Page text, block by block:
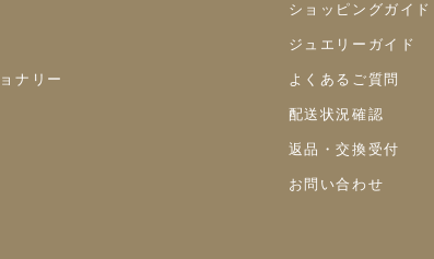
ナリー
ショッピングガイド
ジュエリーガイド
よくあるご質問
配送状況確認
返品・交換受付
お問い合わせ